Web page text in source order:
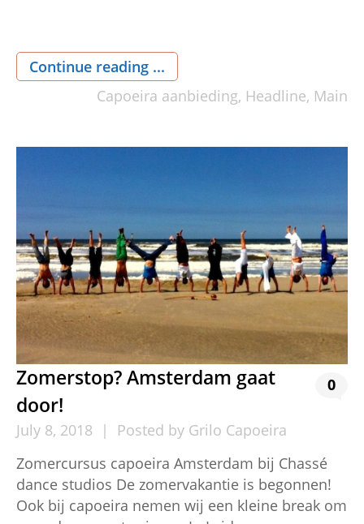
Continue reading ...
Capoeira aanbieding, Headline, Main
Zomerstop? Amsterdam gaat
door!
July 8, 2018 Posted by Grilo Capoeira
0
Zomercursus capoeira Amsterdam bij Chassé
dance studios De zomervakantie is begonnen!
Ook bij capoeira nemen wij een kleine break om